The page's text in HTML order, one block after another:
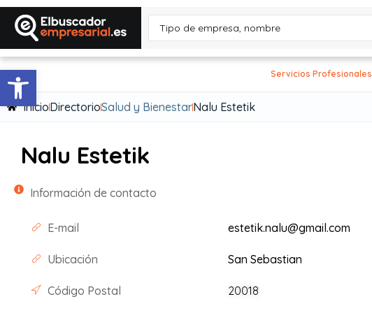
Abrir barra de herramientas Servicios Profesionales
InicioDirectorioSalud y BienestarNalu Estetik
Nalu Estetik
Información de contacto
E-mail estetik.nalu@gmail.com
Ubicación San Sebastian
Código Postal 20018